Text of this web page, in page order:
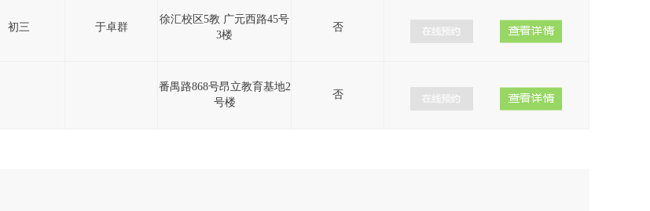
初三 于卓群
徐汇校区5教 广元西路45号
3楼
否
番禺路868号昂立教育基地2
号楼
否